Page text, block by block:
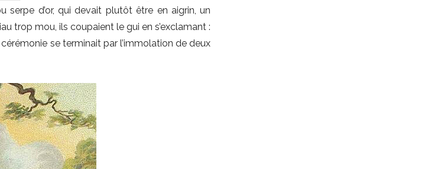
d’or, qui devait plutôt être en aigrin, un
trop mou, ils coupaient le gui en s’exclamant :
se terminait par l’immolation de deux